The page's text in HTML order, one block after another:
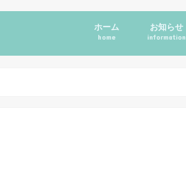
ホーム
home
お知らせ
information